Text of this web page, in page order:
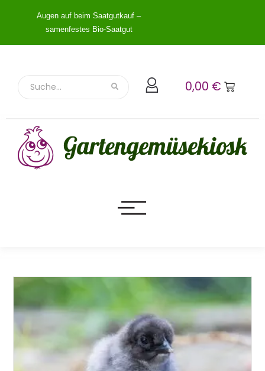
Augen auf beim Saatgutkauf –
samenfestes Bio-Saatgut
0,00 €